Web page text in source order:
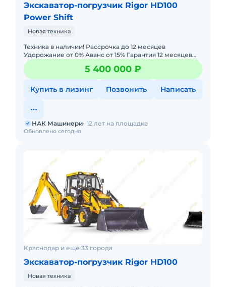
Экскаватор-погрузчик Rigor HD100
Power Shift
Новая техника
Техника в наличии! Рассрочка до 12 месяцев
Удорожание от 0% Аванс от 15% Гарантия 12 месяцев
или 2000 моточасов. Лизинг с авансом 0% —
минимальный пакет д5 400 000 ₽
Купить в лизинг Позвонить Написать
Обновлено сегодня
НАК Машинери 12 лет на площадке
Краснодар и ещё 33 города
Экскаватор-погрузчик Rigor HD100
Новая техника